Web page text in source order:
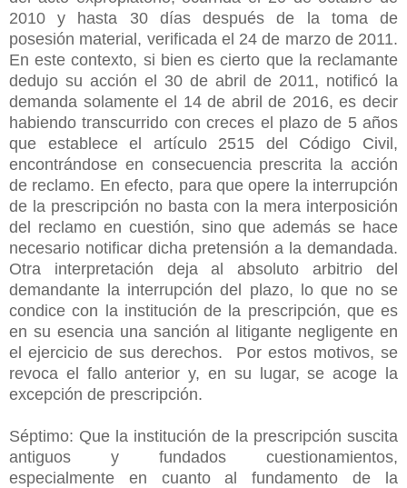
2010 y hasta 30 días después de la toma de
posesión material, verificada el 24 de marzo de 2011.
En este contexto, si bien es cierto que la reclamante
dedujo su acción el 30 de abril de 2011, notificó la
demanda solamente el 14 de abril de 2016, es decir
habiendo transcurrido con creces el plazo de 5 años
que establece el artículo 2515 del Código Civil,
encontrándose en consecuencia prescrita la acción
de reclamo. En efecto, para que opere la interrupción
de la prescripción no basta con la mera interposición
del reclamo en cuestión, sino que además se hace
necesario notificar dicha pretensión a la demandada.
Otra interpretación deja al absoluto arbitrio del
demandante la interrupción del plazo, lo que no se
condice con la institución de la prescripción, que es
en su esencia una sanción al litigante negligente en
el ejercicio de sus derechos. Por estos motivos, se
revoca el fallo anterior y, en su lugar, se acoge la
excepción de prescripción.
Séptimo: Que la institución de la prescripción suscita
antiguos y fundados cuestionamientos,
especialmente en cuanto al fundamento de la